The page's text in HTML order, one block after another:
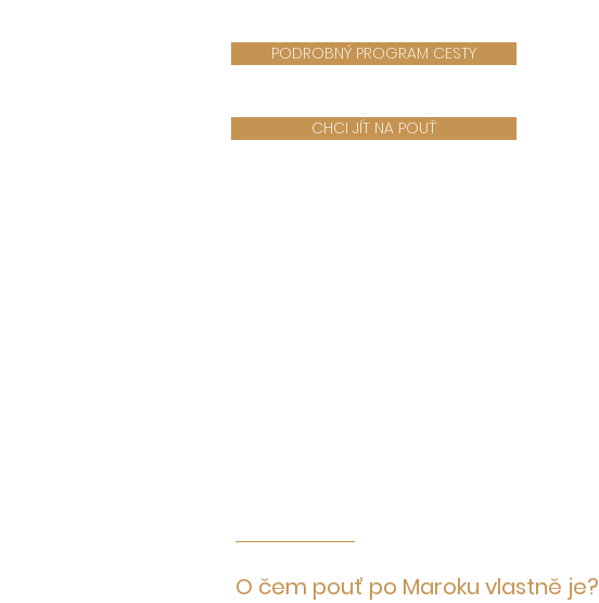
PODROBNÝ PROGRAM CESTY
CHCI JÍT NA POUŤ
O čem pouť po Maroku vlastně je?